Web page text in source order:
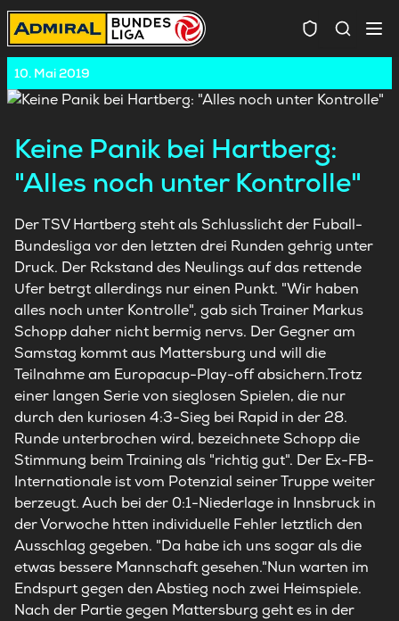
10. Mai 2019
Keine Panik bei Hartberg:
"Alles noch unter Kontrolle"
Der TSV Hartberg steht als Schlusslicht der Fuball-
Bundesliga vor den letzten drei Runden gehrig unter
Druck. Der Rckstand des Neulings auf das rettende
Ufer betrgt allerdings nur einen Punkt. "Wir haben
alles noch unter Kontrolle", gab sich Trainer Markus
Schopp daher nicht bermig nervs. Der Gegner am
Samstag kommt aus Mattersburg und will die
Teilnahme am Europacup-Play-off absichern.Trotz
einer langen Serie von sieglosen Spielen, die nur
durch den kuriosen 4:3-Sieg bei Rapid in der 28.
Runde unterbrochen wird, bezeichnete Schopp die
Stimmung beim Training als "richtig gut". Der Ex-FB-
Internationale ist vom Potenzial seiner Truppe weiter
berzeugt. Auch bei der 0:1-Niederlage in Innsbruck in
der Vorwoche htten individuelle Fehler letztlich den
Ausschlag gegeben. "Da habe ich uns sogar als die
etwas bessere Mannschaft gesehen."Nun warten im
Endspurt gegen den Abstieg noch zwei Heimspiele.
Nach der Partie gegen Mattersburg geht es in der